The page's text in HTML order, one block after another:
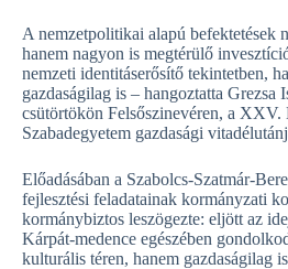
A nemzetpolitikai alapú befektetések
hanem nagyon is megtérülő
nemzeti identitáserősítő tekintetben,
gazdaságilag is – hangoztatta Grezsa
csütörtökön Felsőszinevéren, a
Szabadegyetem gazdasági
Előadásában a Szabolcs-Szatmár-
fejlesztési feladatainak kormányzati
kormánybiztos leszögezte: eljött az
Kárpát-medence egészében
kulturális téren, hanem gazdaságilag